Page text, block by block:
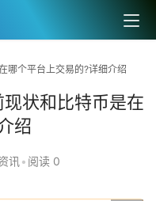
哪个平台上交易的?详细介绍
状和比特币是在
绍
讯• 阅读 0